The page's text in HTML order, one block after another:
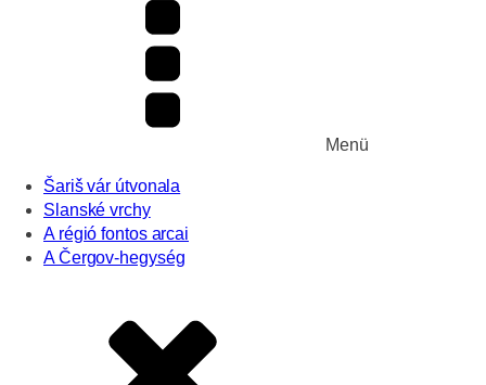
Menü
Šariš vár útvonala
Slanské vrchy
A régió fontos arcai
A Čergov-hegység